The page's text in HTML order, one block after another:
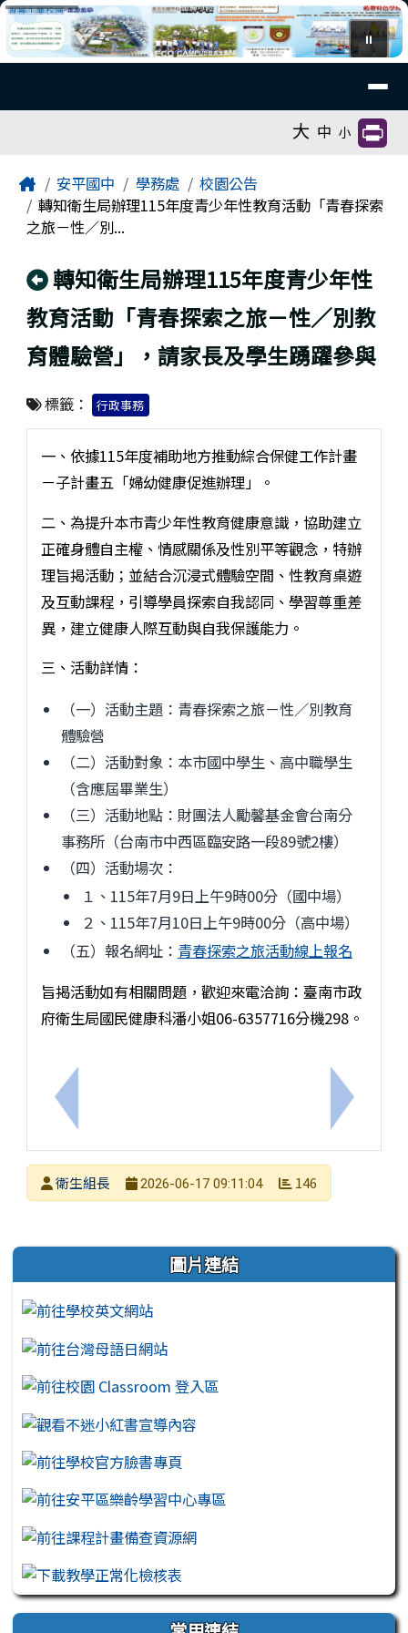
跳至主內容區
臺南市安平國中全球資訊網
⏸
大 中 小
Home安平國中 學務處
校園公告
轉知衛生局辦理115年度青少年性教育活動「青春探索
之旅－性／別...
回上頁
轉知衛生局辦理115年度青少年性
教育活動「青春探索之旅－性／別教
育體驗營」，請家長及學生踴躍參與
標籤： 行政事務
上一筆：6月餐前5分鐘主題小測驗上傳
一、依據115年度補助地方推動綜合保健工作計畫
－子計畫五「婦幼健康促進辦理」。
二、為提升本市青少年性教育健康意識，協助建立
正確身體自主權、情感關係及性別平等觀念，特辦
理旨揭活動；並結合沉浸式體驗空間、性教育桌遊
及互動課程，引導學員探索自我認同、學習尊重差
異，建立健康人際互動與自我保護能力。
三、活動詳情：
（一）活動主題：青春探索之旅－性／別教育
體驗營
（二）活動對象：本市國中學生、高中職學生
（含應屆畢業生）
（三）活動地點：財團法人勵馨基金會台南分
事務所（台南市中西區臨安路一段89號2樓）
（四）活動場次：
１、115年7月9日上午9時00分（國中場）
２、115年7月10日上午9時00分（高中場）
（五）報名網址： 青春探索之旅活動線上報名
旨揭活動如有相關問題，歡迎來電洽詢：臺南市政
府衛生局國民健康科潘小姐06-6357716分機298。
下一筆：
發布者
衛生組長
2026-06-17 09:11:04 146
左邊區域內容 圖片連結